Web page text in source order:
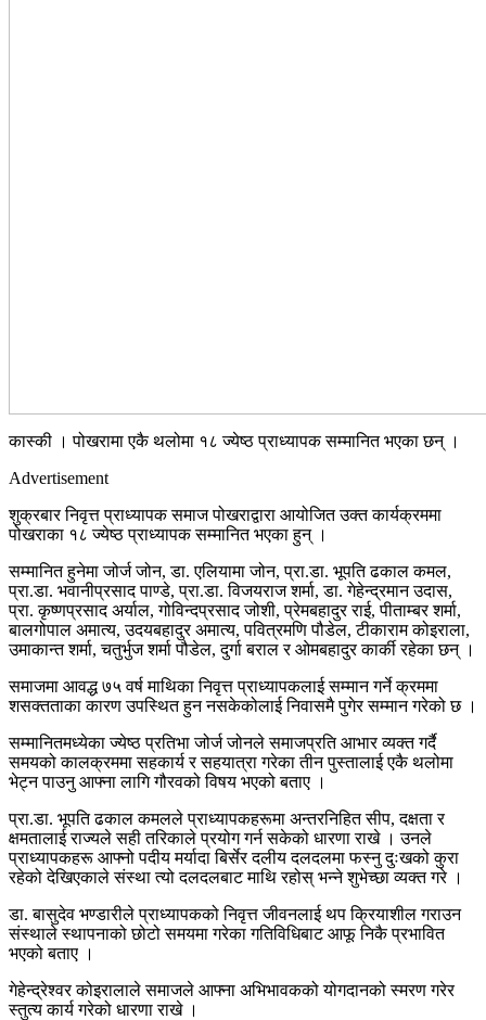
कास्की । पोखरामा एकै थलोमा १८ ज्येष्ठ प्राध्यापक सम्मानित भएका छन् ।
Advertisement
शुक्रबार निवृत्त प्राध्यापक समाज पोखराद्वारा आयोजित उक्त कार्यक्रममा
पोखराका १८ ज्येष्ठ प्राध्यापक सम्मानित भएका हुन् ।
सम्मानित हुनेमा जोर्ज जोन, डा. एलियामा जोन, प्रा.डा. भूपति ढकाल कमल,
प्रा.डा. भवानीप्रसाद पाण्डे, प्रा.डा. विजयराज शर्मा, डा. गेहेन्द्रमान उदास,
प्रा. कृष्णप्रसाद अर्याल, गोविन्दप्रसाद जोशी, प्रेमबहादुर राई, पीताम्बर शर्मा,
बालगोपाल अमात्य, उदयबहादुर अमात्य, पवित्रमणि पौडेल, टीकाराम कोइराला,
उमाकान्त शर्मा, चतुर्भुज शर्मा पौडेल, दुर्गा बराल र ओमबहादुर कार्की रहेका छन् ।
समाजमा आवद्ध ७५ वर्ष माथिका निवृत्त प्राध्यापकलाई सम्मान गर्ने क्रममा
शसक्तताका कारण उपस्थित हुन नसकेकोलाई निवासमै पुगेर सम्मान गरेको छ ।
सम्मानितमध्येका ज्येष्ठ प्रतिभा जोर्ज जोनले समाजप्रति आभार व्यक्त गर्दै
समयको कालक्रममा सहकार्य र सहयात्रा गरेका तीन पुस्तालाई एकै थलोमा
भेट्न पाउनु आफ्ना लागि गौरवको विषय भएको बताए ।
प्रा.डा. भूपति ढकाल कमलले प्राध्यापकहरूमा अन्तरनिहित सीप, दक्षता र
क्षमतालाई राज्यले सही तरिकाले प्रयोग गर्न सकेको धारणा राखे । उनले
प्राध्यापकहरू आफ्नो पदीय मर्यादा बिर्सेर दलीय दलदलमा फस्नु दुःखको कुरा
रहेको देखिएकाले संस्था त्यो दलदलबाट माथि रहोस् भन्ने शुभेच्छा व्यक्त गरे ।
डा. बासुदेव भण्डारीले प्राध्यापकको निवृत्त जीवनलाई थप क्रियाशील गराउन
संस्थाले स्थापनाको छोटो समयमा गरेका गतिविधिबाट आफू निकै प्रभावित
भएको बताए ।
गेहेन्द्रेश्वर कोइरालाले समाजले आफ्ना अभिभावकको योगदानको स्मरण गरेर
स्तुत्य कार्य गरेको धारणा राखे ।